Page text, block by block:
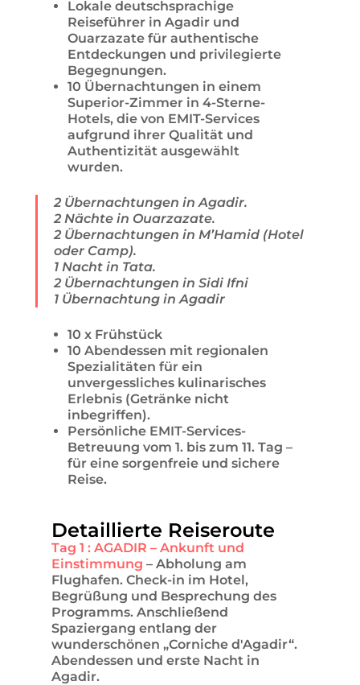
Lokale deutschsprachige
Reiseführer in Agadir und
Ouarzazate für authentische
Entdeckungen und privilegierte
Begegnungen.
10 Übernachtungen in einem
Superior-Zimmer in 4-Sterne-
Hotels, die von EMIT-Services
aufgrund ihrer Qualität und
Authentizität ausgewählt
wurden.
2 Übernachtungen in Agadir.
2 Nächte in Ouarzazate.
2 Übernachtungen in M’Hamid (Hotel
oder Camp).
1 Nacht in Tata.
2 Übernachtungen in Sidi Ifni
1 Übernachtung in Agadir
10 x Frühstück
10 Abendessen mit regionalen
Spezialitäten für ein
unvergessliches kulinarisches
Erlebnis (Getränke nicht
inbegriffen).
Persönliche EMIT-Services-
Betreuung vom 1. bis zum 11. Tag –
für eine sorgenfreie und sichere
Reise.
Detaillierte Reiseroute
Tag 1 : AGADIR – Ankunft und
Einstimmung – Abholung am
Flughafen. Check-in im Hotel,
Begrüßung und Besprechung des
Programms. Anschließend
Spaziergang entlang der
wunderschönen „Corniche d'Agadir“.
Abendessen und erste Nacht in
Agadir.